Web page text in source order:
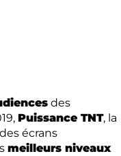
des
Puissance TNT, la
écrans
meilleurs niveaux